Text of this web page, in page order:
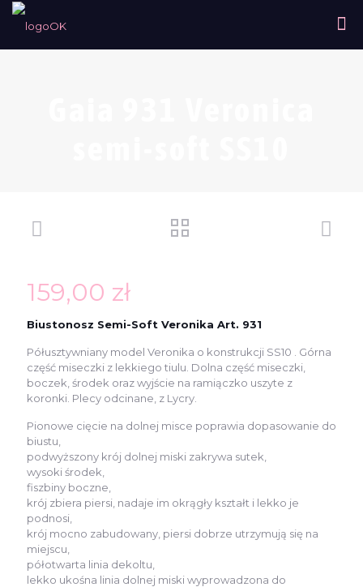
159,00 zł
Biustonosz Semi-Soft Veronika Art. 931
Półusztywniany model Veronika o konstrukcji SS10 . Górna
część miseczki z lekkiego tiulu. Dolna część miseczki,
boczek, środek oraz wyjście na ramiączko uszyte z
koronki. Plecy odcinane, z Lycry.
Pionowe cięcie na dolnej misce poprawia dopasowanie do
biustu,
podwyższony krój dolnej miski zakrywa sutek,
wysoki środek,
fiszbiny boczne,
krój zbiera piersi, nadaje im okrągły kształt i lekko je
podnosi,
krój mocno zabudowany, piersi dobrze utrzymują się na
miejscu,
półotwarta linia dekoltu,
lekko ukośna linia dolnej miski wyprowadzona do